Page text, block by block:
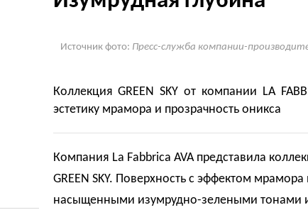
Источник фото: Пресс-служба компании-
Коллекция GREEN SKY от компании LA
эстетику мрамора и прозрачность оникса
Компания La Fabbrica AVA представила
GREEN SKY. Поверхность с эффектом
насыщенными изумрудно-зелеными тонами